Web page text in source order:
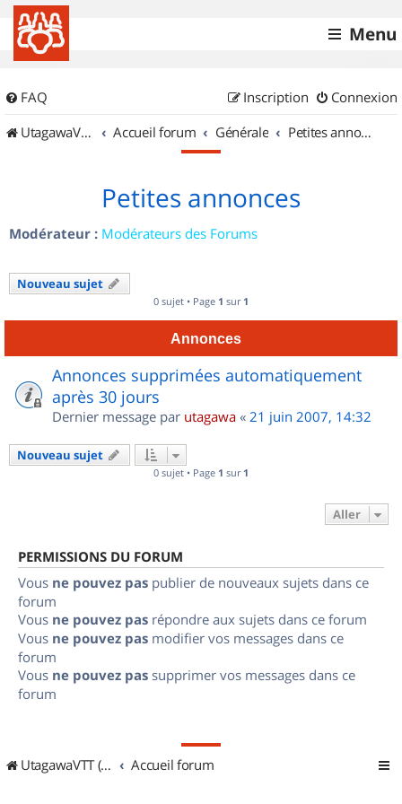
Menu
FAQ Connexion
Inscription
UtagawaVTT (Randos VTT et VTTAE avec traces GPS)
Accueil forum Générale Petites annonces
Petites annonces
Modérateur : Modérateurs des Forums
Nouveau sujet
0 sujet • Page 1 sur 1
Annonces
Annonces supprimées automatiquement
après 30 jours
Dernier message par utagawa « 21 juin 2007, 14:32
Nouveau sujet
0 sujet • Page 1 sur 1
Aller
PERMISSIONS DU FORUM
Vous ne pouvez pas publier de nouveaux sujets dans ce
forum
Vous ne pouvez pas répondre aux sujets dans ce forum
Vous ne pouvez pas modifier vos messages dans ce
forum
Vous ne pouvez pas supprimer vos messages dans ce
forum
UtagawaVTT (Randos VTT et VTTAE avec traces GPS) Accueil forum